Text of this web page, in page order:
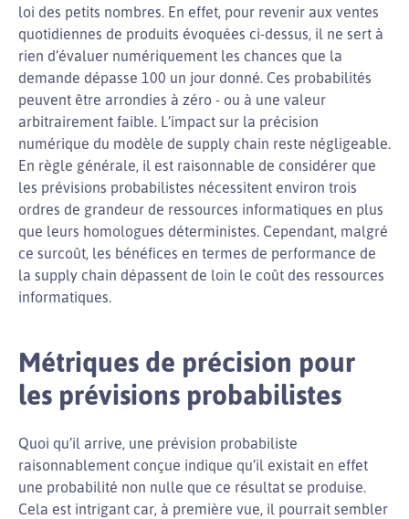
loi des petits nombres. En effet, pour revenir aux ventes
quotidiennes de produits évoquées ci-dessus, il ne sert à
rien d’évaluer numériquement les chances que la
demande dépasse 100 un jour donné. Ces probabilités
peuvent être arrondies à zéro - ou à une valeur
arbitrairement faible. L’impact sur la précision
numérique du modèle de supply chain reste négligeable.
En règle générale, il est raisonnable de considérer que
les prévisions probabilistes nécessitent environ trois
ordres de grandeur de ressources informatiques en plus
que leurs homologues déterministes. Cependant, malgré
ce surcoût, les bénéfices en termes de performance de
la supply chain dépassent de loin le coût des ressources
informatiques.
Métriques de précision pour
les prévisions probabilistes
Quoi qu’il arrive, une prévision probabiliste
raisonnablement conçue indique qu’il existait en effet
une probabilité non nulle que ce résultat se produise.
Cela est intrigant car, à première vue, il pourrait sembler